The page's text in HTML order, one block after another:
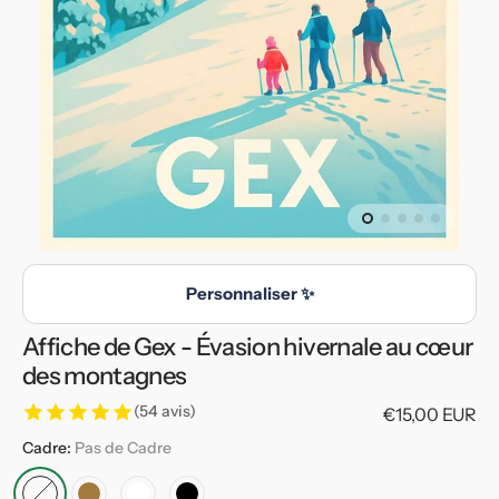
dans
la
vue
de
la
galerie
Personnaliser ✨
Affiche de Gex - Évasion hivernale au cœur
des montagnes
(54 avis)
Prix
€15,00 EUR
Cadre: Pas de Cadre